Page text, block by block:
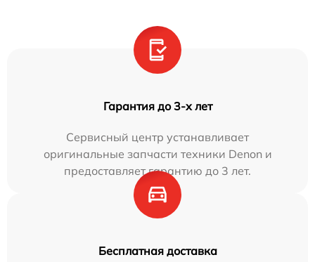
Гарантия до 3-х лет
Сервисный центр устанавливает
оригинальные запчасти техники Denon и
предоставляет гарантию до 3 лет.
Бесплатная доставка